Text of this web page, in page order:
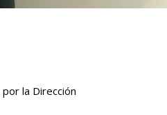
la Dirección